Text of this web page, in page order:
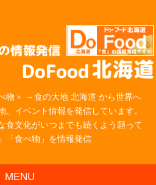
物＞ ～食の大地 北海道 から世界へ
イベント情報を発信しています。
食文化がいつまでも続くよう願って
食べ物」を情報発信
MENU